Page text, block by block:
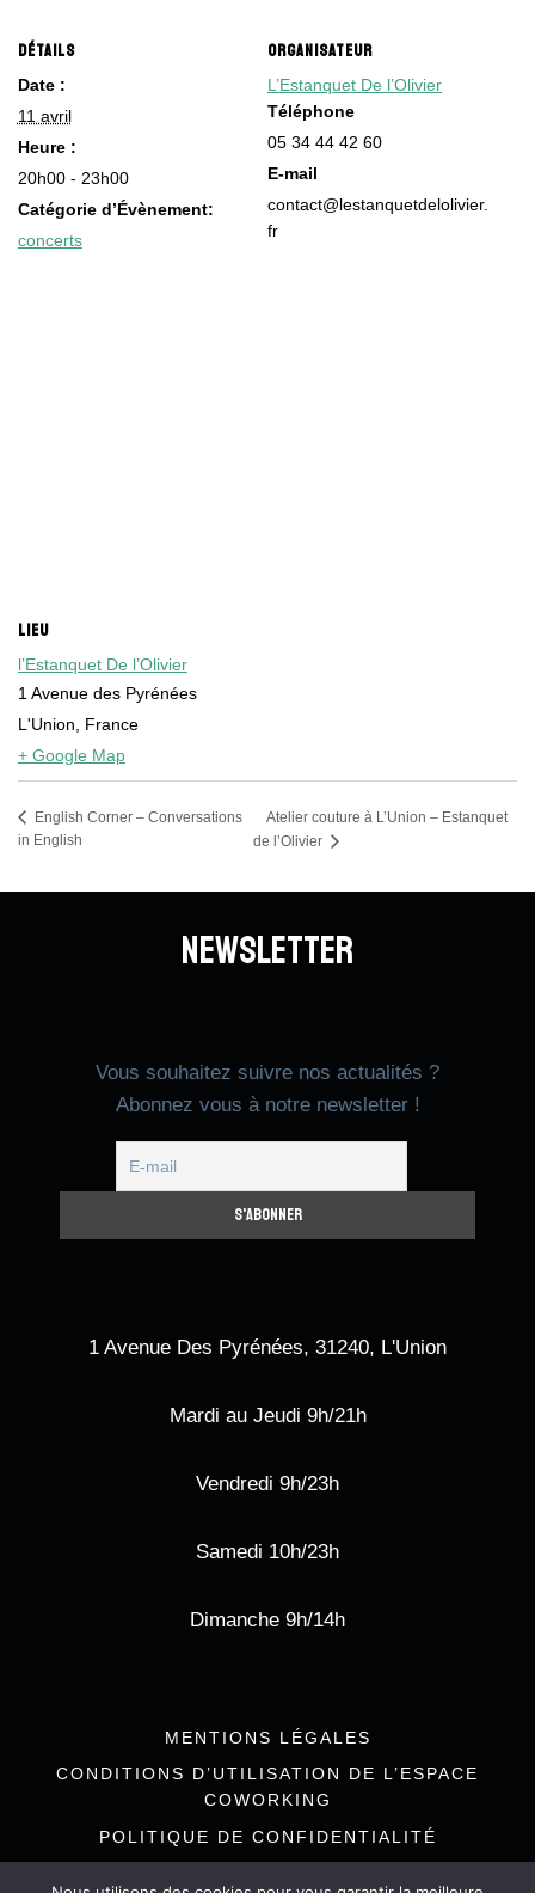
DÉTAILS
Date :
11 avril
Heure :
20h00 - 23h00
Catégorie d’Évènement:
concerts
ORGANISATEUR
L’Estanquet De l’Olivier
Téléphone
05 34 44 42 60
E-mail
contact@lestanquetdelolivier.
fr
LIEU
l’Estanquet De l’Olivier
1 Avenue des Pyrénées
L'Union, France
+ Google Map
English Corner – Conversations
in English
Atelier couture à L’Union – Estanquet
de l’Olivier
Newsletter
Vous souhaitez suivre nos actualités ?
Abonnez vous à notre newsletter !
1 Avenue Des Pyrénées, 31240, L'Union
Mardi au Jeudi 9h/21h
Vendredi 9h/23h
Samedi 10h/23h
Dimanche 9h/14h
MENTIONS LÉGALES
CONDITIONS D’UTILISATION DE L’ESPACE
COWORKING
POLITIQUE DE CONFIDENTIALITÉ